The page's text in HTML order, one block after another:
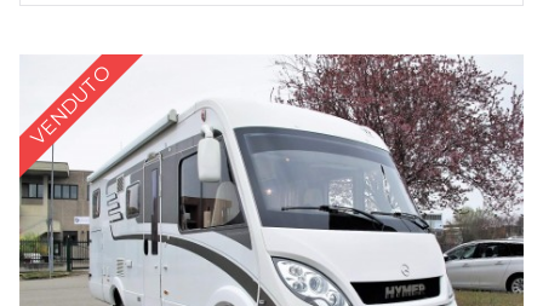
VENDUTO